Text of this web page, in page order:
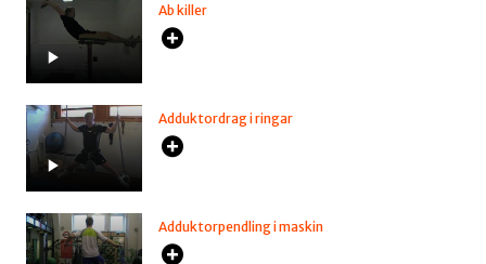
Ab killer
Adduktordrag i ringar
Adduktorpendling i maskin